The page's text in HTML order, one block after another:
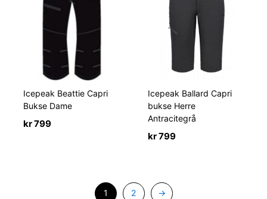
Icepeak Beattie Capri
Bukse Dame
kr799
Icepeak Ballard Capri
bukse Herre
Antracitegrå
kr799
1 2 →